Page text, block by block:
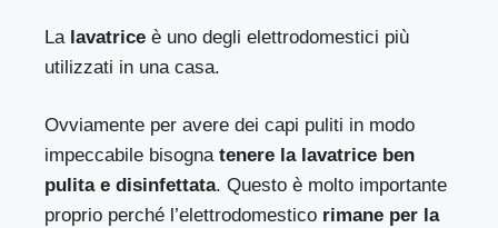
La lavatrice è uno degli elettrodomestici più
utilizzati in una casa.
Ovviamente per avere dei capi puliti in modo
impeccabile bisognatenere la lavatrice ben
pulita e disinfettata. Questo è molto importante
proprio perché l’elettrodomestico rimane per la